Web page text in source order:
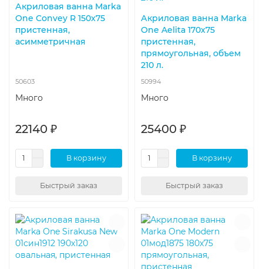
Акриловая ванна Marka
One Convey R 150x75
пристенная,
асимметричная
50603
Много
22140 ₽
В корзину
Быстрый заказ
Акриловая ванна Marka
One Aelita 170x75
пристенная,
прямоугольная, объем
210 л.
50994
Много
25400 ₽
В корзину
Быстрый заказ